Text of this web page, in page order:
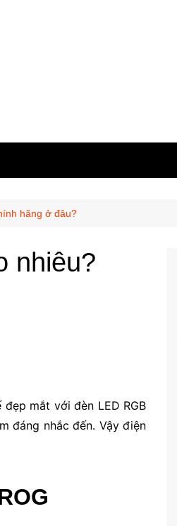
hãng ở đâu?
nhiêu?
mắt với đèn LED RGB
đáng nhắc đến. Vậy điện